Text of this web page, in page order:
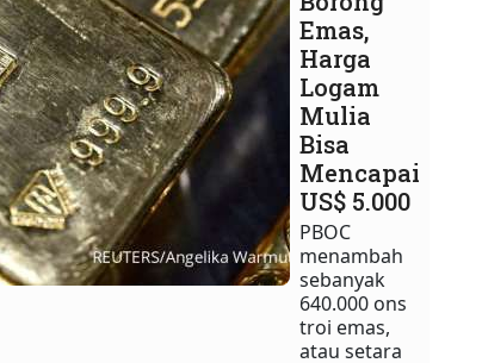
Emas,
Harga
Logam
Mulia
Bisa
Mencapai
US$ 5.000
PBOC
menambah
sebanyak
640.000 ons
troi emas,
atau setara